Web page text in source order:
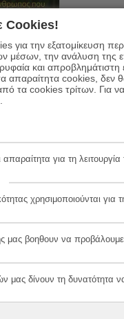
10.00 €
ΣΤΟ ΚΑΛΑΘΙ
Cookies!
για την εξατομίκευση
μέσων, την ανάλυση της
και απροβλημάτιστη
cookies, δεν θα
τα cookies τρίτων. Για να
για τη λειτουργία
χρησιμοποιούνται για
μας βοηθουν να
μας δίνουν τη δυνατότητα